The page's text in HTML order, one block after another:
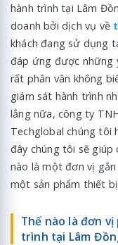
hành trình tại Lâm
doanh bởi dịch vụ về
khách đang sử dụng
đáp ứng được những
rất phân vân không
giám sát hành trình
lắng nữa, công ty
Techglobal chúng tôi
đây chúng tôi sẽ
nào là một đơn vị
một sản phẩm thiết
Thế nào là đơn
trình tại Lâm